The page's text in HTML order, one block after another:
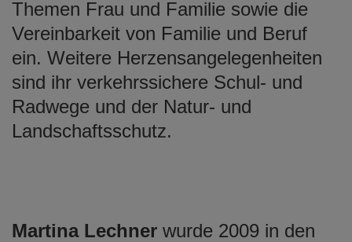
Themen Frau und Familie sowie die
Vereinbarkeit von Familie und Beruf
ein. Weitere Herzensangelegenheiten
sind ihr verkehrssichere Schul- und
Radwege und der Natur- und
Landschaftsschutz.
Martina Lechner wurde 2009 in den